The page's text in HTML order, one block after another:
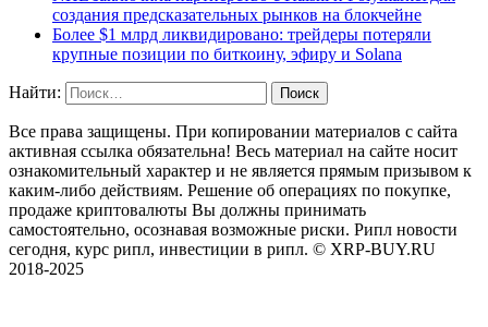
создания предсказательных рынков на блокчейне
Более $1 млрд ликвидировано: трейдеры потеряли
крупные позиции по биткоину, эфиру и Solana
Найти:
Все права защищены. При копировании материалов с сайта
активная ссылка обязательна! Весь материал на сайте носит
ознакомительный характер и не является прямым призывом к
каким-либо действиям. Решение об операциях по покупке,
продаже криптовалюты Вы должны принимать
самостоятельно, осознавая возможные риски. Рипл новости
сегодня, курс рипл, инвестиции в рипл. © XRP-BUY.RU
2018-2025